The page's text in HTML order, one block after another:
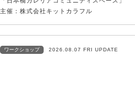
主催：株式会社キットカラフル
ワークショップ 2026.08.07 FRI UPDATE